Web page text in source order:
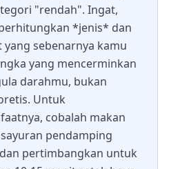
"rendah". Ingat,
*jenis* dan
sebenarnya kamu
yang mencerminkan
darahmu, bukan
Untuk
cobalah makan
pendamping
pertimbangkan untuk